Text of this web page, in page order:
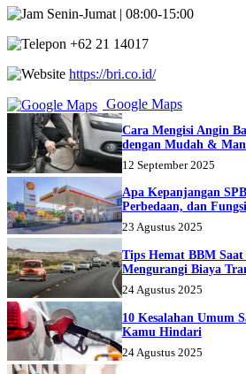
Senin-Jumat | 08:00-15:00
+62 21 14017
https://bri.co.id/
Google Maps
Cara Mengisi Angin
dengan Mudah &
12 September 2025
Apa Kepanjangan
Perbedaan, dan
23 Agustus 2025
Tips Hemat BBM
Mengurangi Biaya
24 Agustus 2025
10 Kesalahan Umum
Kamu Hindari
24 Agustus 2025